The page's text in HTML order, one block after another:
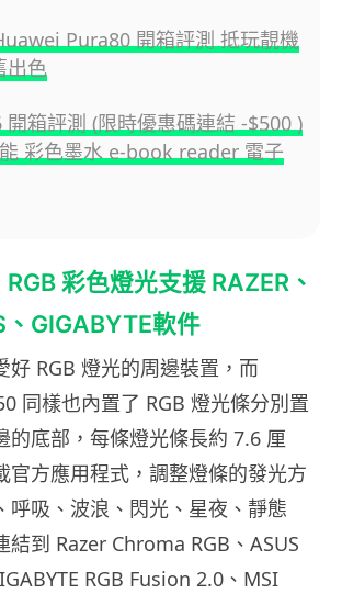
Pura80 開箱評測 抵玩靚機
出色
箱評測 (限時優惠碼連結 -$500 )
彩色墨水 e-book reader 電子
彩色燈光支援 RAZER、
GIGABYTE軟件
好 RGB 燈光的周邊裝置，而
同樣也內置了 RGB 燈光條分別置
的底部，每條燈光條長約 7.6 厘
官方應用程式，調整燈條的發光方
呼吸、波浪、閃光、星夜、靜態
結到 Razer Chroma RGB、ASUS
RGB Fusion 2.0、MSI